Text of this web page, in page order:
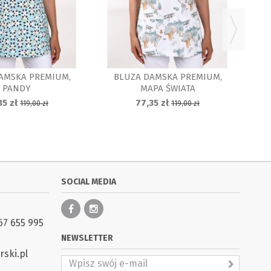
PREMIUM,
PANDY
zł 119,00 zł
BLUZA DAMSKA PREMIUM,
MAPA ŚWIATA
77,35 zł 119,00 zł
655 995
SOCIAL MEDIA
NEWSLETTER